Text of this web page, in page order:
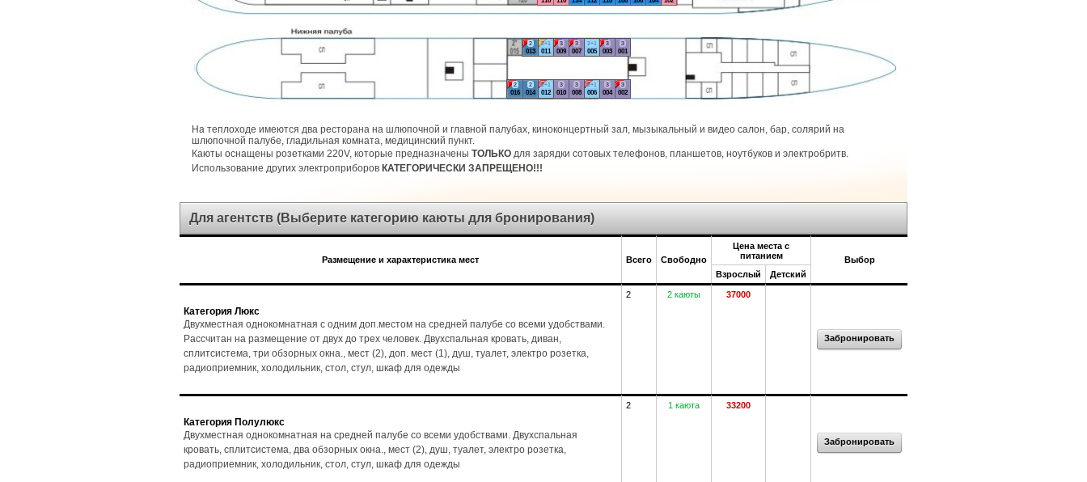
3
001
3
002
3
003
3
004
2+1
005
2+1
006
3
007
3
008
3
009
3
010
2+1
011
2+1
012
2
013
2
014
2
016
На теплоходе имеются два ресторана на шлюпочной и главной палубах, киноконцертный зал, мызыкальный и видео салон, бар, солярий на
шлюпочной палубе, гладильная комната, медицинский пункт.
Каюты оснащены розетками 220V, которые предназначены ТОЛЬКО для зарядки сотовых телефонов, планшетов, ноутбуков и электробритв.
Использование других электроприборов КАТЕГОРИЧЕСКИ ЗАПРЕЩЕНО!!!
Для агентств (Выберите категорию каюты для бронирования)
Размещение и характеристика мест Всего Свободно
Цена места с
питанием
Выбор
Взрослый
Детский
Категория Люкс
Двухместная однокомнатная с одним доп.местом на средней палубе со всеми удобствами.
Рассчитан на размещение от двух до трех человек. Двухспальная кровать, диван,
сплитсистема, три обзорных окна., мест (2), доп. мест (1), душ, туалет, электро розетка,
радиоприемник, холодильник, стол, стул, шкаф для одежды
2 2 каюты 37000
Забронировать
Категория Полулюкс
Двухместная однокомнатная на средней палубе со всеми удобствами. Двухспальная
кровать, сплитсистема, два обзорных окна., мест (2), душ, туалет, электро розетка,
радиоприемник, холодильник, стол, стул, шкаф для одежды
2 1 каюта 33200
Забронировать